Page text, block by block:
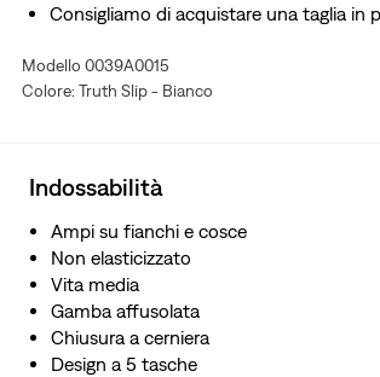
Consigliamo di acquistare una taglia in
Abbiamo realizzato questo capo in
100% con un taglio drappeggiato
Modello 0039A0015
Colore: Truth Slip - Bianco
Indossabilità
Ampi su fianchi e cosce
Non elasticizzato
Vita media
Gamba affusolata
Chiusura a cerniera
Design a 5 tasche